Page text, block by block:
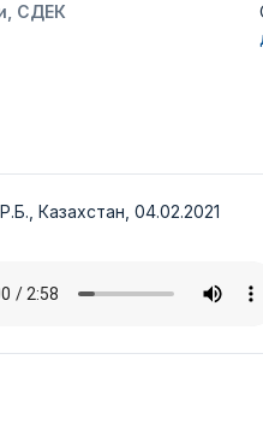
СДЕК
Казахстан, 04.02.2021